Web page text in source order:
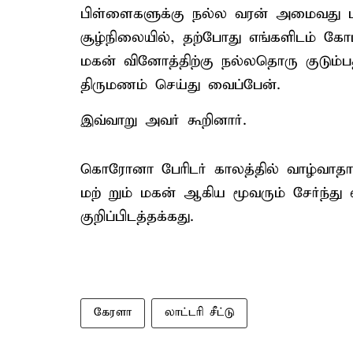
பிள்ளைகளுக்கு நல்ல வரன் அமைவது
சூழ்நிலையில், தற்போது எங்களிடம்
மகன் வினோத்திற்கு நல்லதொரு
திருமணம் செய்து வைப்பேன்.
இவ்வாறு அவர் கூறினார்.
கொரோனா பேரிடர் காலத்தில்
மற் றும் மகன் ஆகிய மூவரும் சேர்ந்து
குறிப்பிடத்தக்கது.
கேரளா லாட்டரி சீட்டு